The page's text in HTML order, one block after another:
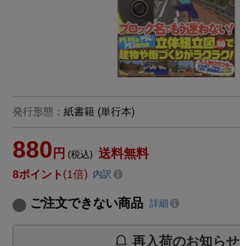
発行形態 ： 紙書籍 (単行本)
880 円 (税込) 送料無料
8ポイント 1倍 内訳
ご注文できない商品 詳細
再入荷のお知らせ